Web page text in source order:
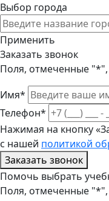
Выбор города
Применить
Заказать звонок
Поля, отмеченные
Имя*
Телефон*
Нажимая на кнопку
с нашей политикой
Заказать звонок
Помочь выбрать
Поля, отмеченные